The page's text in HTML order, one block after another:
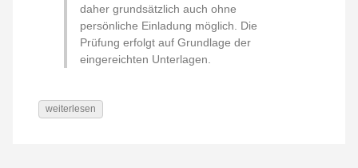
daher grundsätzlich auch ohne
persönliche Einladung möglich. Die
Prüfung erfolgt auf Grundlage der
eingereichten Unterlagen.
weiterlesen